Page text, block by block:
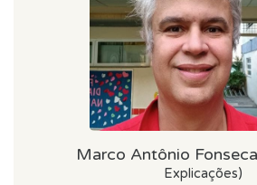
Marco Antônio Fonseca
Explicações)